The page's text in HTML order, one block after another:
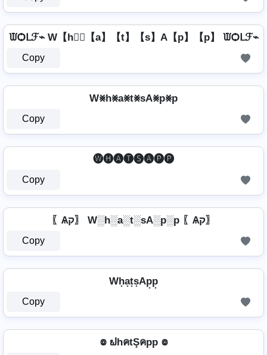
ᙡѺᒪℱ⌁ W【h】⃣【a】【t】【s】A【p】【p】 ᙡѺᒪℱ⌁
Copy
W⨳h⨳a⨳t⨳sA⨳p⨳p
Copy
🅦🅗🅐🅣🅢🅐🅟🅟
Copy
〖Ѧק〗 W░h░a░t░sA░p░p 〖Ѧק〗
Copy
Wh͙a͙t͙s͙Ap͙p͙
Copy
៙ ຟhคtŞคpp ៙